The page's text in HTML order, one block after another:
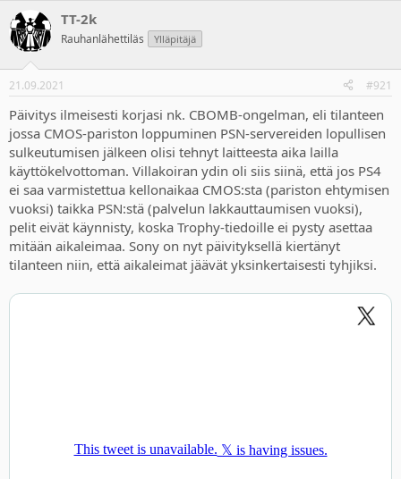
e
t
u
n
a
l
o
i
t
t
a
a
p
ä
v
ä
ä
r
ä
e
e
TT-2k
Rauhanlähettiläs Ylläpitäjä
21.09.2021 #921
Päivitys ilmeisesti korjasi nk. CBOMB-ongelman, eli tilanteen
jossa CMOS-pariston loppuminen PSN-servereiden lopullisen
sulkeutumisen jälkeen olisi tehnyt laitteesta aika lailla
käyttökelvottoman. Villakoiran ydin oli siis siinä, että jos PS4
ei saa varmistettua kellonaikaa CMOS:sta (pariston ehtymisen
vuoksi) taikka PSN:stä (palvelun lakkauttaumisen vuoksi),
pelit eivät käynnisty, koska Trophy-tiedoille ei pysty asettaa
mitään aikaleimaa. Sony on nyt päivityksellä kiertänyt
tilanteen niin, että aikaleimat jäävät yksinkertaisesti tyhjiksi.